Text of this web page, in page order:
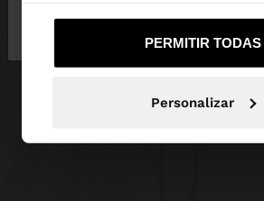
PERMITIR TODAS
Personalizar